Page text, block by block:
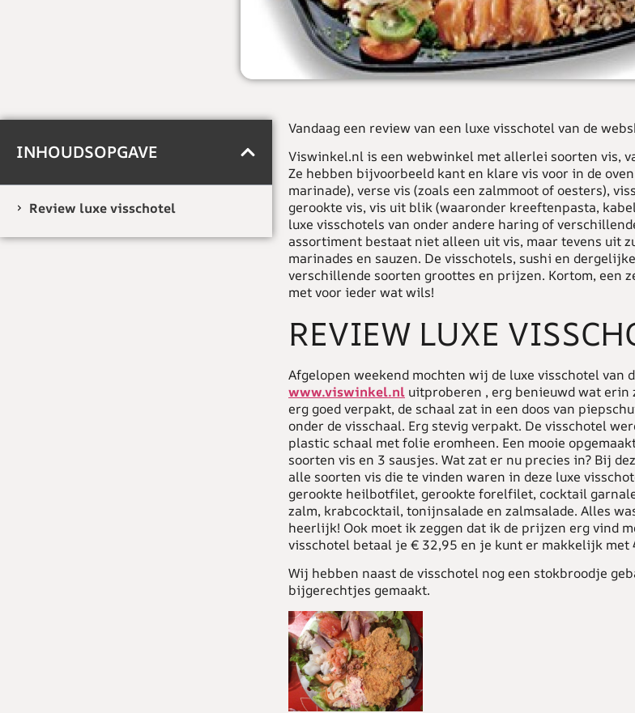
INHOUDSOPGAVE
Review luxe visschotel
Vandaag een review van een luxe visschotel van de
Viswinkel.nl is een webwinkel met allerlei soorten vis,
Ze hebben bijvoorbeeld kant en klare vis voor in de
marinade), verse vis (zoals een zalmmoot of oesters),
gerookte vis, vis uit blik (waaronder kreeftenpasta,
luxe visschotels van onder andere haring of
assortiment bestaat niet alleen uit vis, maar tevens uit
marinades en sauzen. De visschotels, sushi en
verschillende soorten groottes en prijzen. Kortom, een
met voor ieder wat wils!
REVIEW LUXE
Afgelopen weekend mochten wij de luxe visschotel van
www.viswinkel.nl uitproberen , erg benieuwd wat
erg goed verpakt, de schaal zat in een doos van
onder de visschaal. Erg stevig verpakt. De visschotel
plastic schaal met folie eromheen. Een mooie
soorten vis en 3 sausjes. Wat zat er nu precies in? Bij
alle soorten vis die te vinden waren in deze luxe
gerookte heilbotfilet, gerookte forelfilet, cocktail
zalm, krabcocktail, tonijnsalade en zalmsalade. Alles
heerlijk! Ook moet ik zeggen dat ik de prijzen erg vind
visschotel betaal je € 32,95 en je kunt er makkelijk met
Wij hebben naast de visschotel nog een stokbroodje
bijgerechtjes gemaakt.